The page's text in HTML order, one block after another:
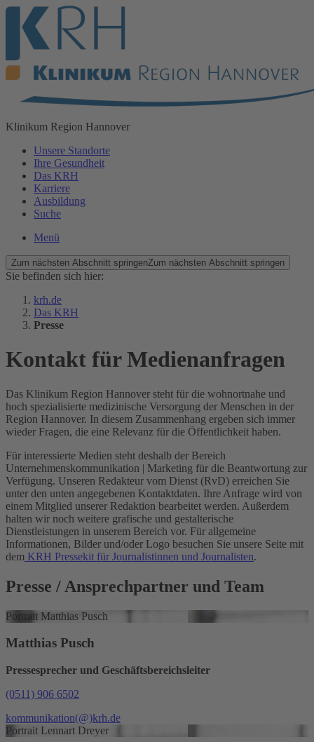
Klinikum Region Hannover
Unsere Standorte
Ihre Gesundheit
Das KRH
Karriere
Ausbildung
Suche
Menü
Zum nächsten Abschnitt springenZum nächsten Abschnitt springen
Sie befinden sich hier:
krh.de
Das KRH
Presse
Kontakt für Medienanfragen
Das Klinikum Region Hannover steht für die wohnortnahe und
hoch spezialisierte medizinische Versorgung der Menschen in der
Region Hannover. In diesem Zusammenhang ergeben sich immer
wieder Fragen, die eine Relevanz für die Öffentlichkeit haben.
Für interessierte Medien steht deshalb der Bereich
Unternehmenskommunikation | Marketing für die Beantwortung zur
Verfügung. Unseren Redakteur vom Dienst (RvD) erreichen Sie
unter den unten angegebenen Kontaktdaten. Ihre Anfrage wird von
einem Mitglied unserer Redaktion bearbeitet werden. Außerdem
halten wir noch weitere grafische und gestalterische
Dienstleistungen in unserem Bereich vor. Für allgemeine
Informationen, Bilder und/oder Logo besuchen Sie unsere Seite mit
dem KRH Pressekit für Journalistinnen und Journalisten.
Presse / Ansprechpartner und Team
Portrait Matthias Pusch
Matthias Pusch
Pressesprecher und Geschäftsbereichsleiter
(0511) 906 6502
kommunikation(@)krh.de
Portrait Lennart Dreyer